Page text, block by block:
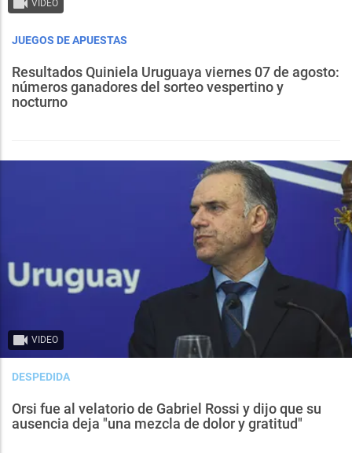
VIDEO
JUEGOS DE APUESTAS
Resultados Quiniela Uruguaya viernes 07 de agosto:
números ganadores del sorteo vespertino y
nocturno
VIDEO
DESPEDIDA
Orsi fue al velatorio de Gabriel Rossi y dijo que su
ausencia deja "una mezcla de dolor y gratitud"